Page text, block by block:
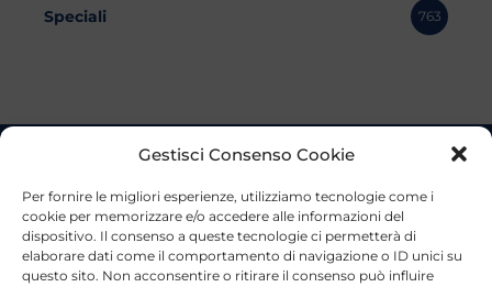
Gestisci Consenso Cookie
Per fornire le migliori esperienze, utilizziamo tecnologie come i
cookie per memorizzare e/o accedere alle informazioni del
dispositivo. Il consenso a queste tecnologie ci permetterà di
elaborare dati come il comportamento di navigazione o ID unici su
questo sito. Non acconsentire o ritirare il consenso può influire
Speciali 763